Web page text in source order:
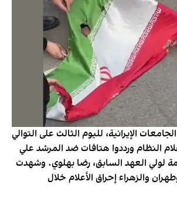
الإيرانية، لليوم الثالث على التوالي
النظام ورددوا هتافات ضد المرشد علي
لولي العهد السابق، رضا بهلوي. وشهدت
والزهراء إحراق الأعلام خلال